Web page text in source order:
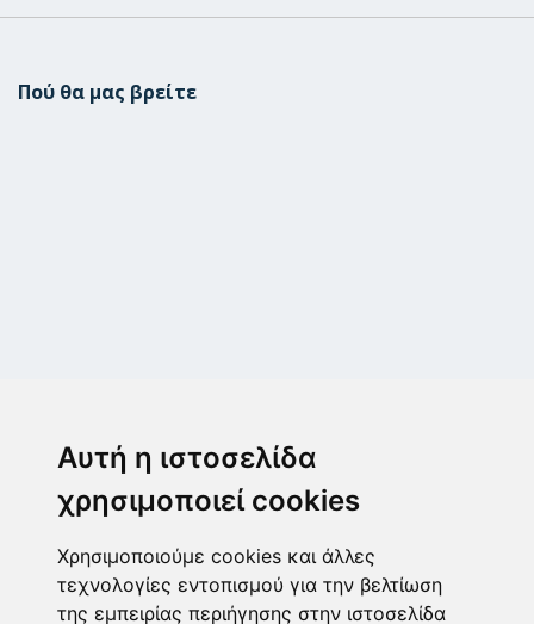
Αυτή η ιστοσελίδα
χρησιμοποιεί cookies
Χρησιμοποιούμε cookies και άλλες
τεχνολογίες εντοπισμού για την βελτίωση
της εμπειρίας περιήγησης στην ιστοσελίδα
Πού θα μας βρείτε
2102843411
6932215191
info@paulis.gr
Ωράριο καταστήματος